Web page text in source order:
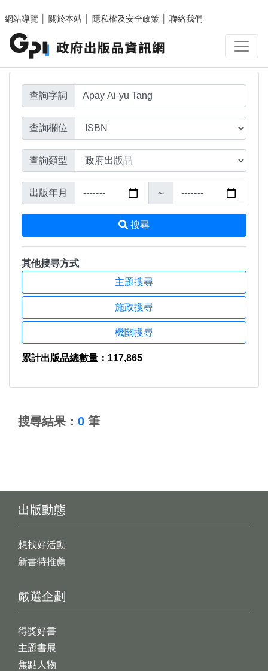
網站導覽
關於本站 隱私權及安全政策 聯絡我們
搜尋結果頁面
查詢字詞
查詢欄位
查詢類型
出版年月 ～
搜尋
其他搜尋方式
主題搜尋
施政搜尋
機關搜尋
累計出版品總數量：117,865
搜尋結果： 0 筆
出版動態
想找好活動
新書特推薦
嚴選企劃
得獎好書
主題書展
焦點人物